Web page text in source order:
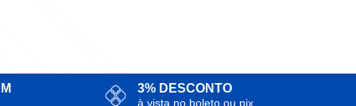
3% DESCONTO
à vista no boleto ou pix